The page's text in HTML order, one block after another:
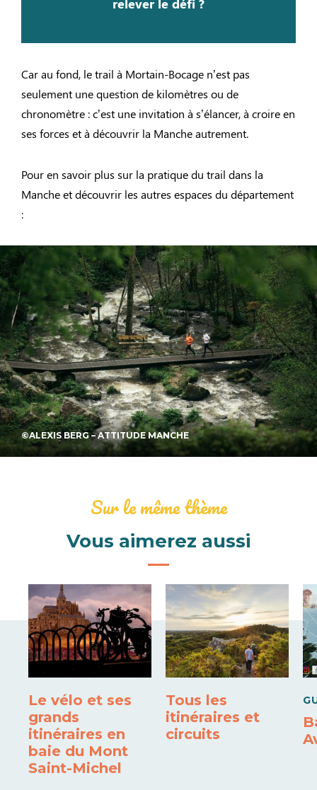
relever le défi ?
Car au fond, le trail à Mortain-Bocage n’est pas
seulement une question de kilomètres ou de
chronomètre : c’est une invitation à s’élancer, à croire en
ses forces et à découvrir la Manche autrement.
Pour en savoir plus sur la pratique du trail dans la
Manche et découvrir les autres espaces du département
:
©ALEXIS BERG – ATTITUDE MANCHE
Sur le même thème
Vous aimerez aussi
Le vélo et ses
grands
itinéraires en
baie du Mont
Saint-Michel
Tous les
itinéraires et
circuits